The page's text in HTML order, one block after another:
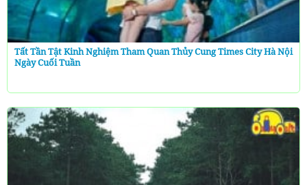
Tất Tần Tật Kinh Nghiệm Tham Quan Thủy Cung Times City Hà Nội
Ngày Cuối Tuần